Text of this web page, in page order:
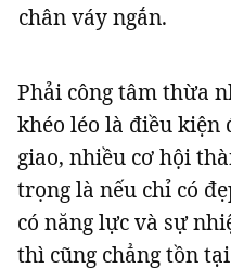
chân váy ngắn.
Phải công tâm thừa
khéo léo là điều kiện
giao, nhiều cơ hội
trọng là nếu chỉ có
có năng lực và sự
thì cũng chẳng tồn